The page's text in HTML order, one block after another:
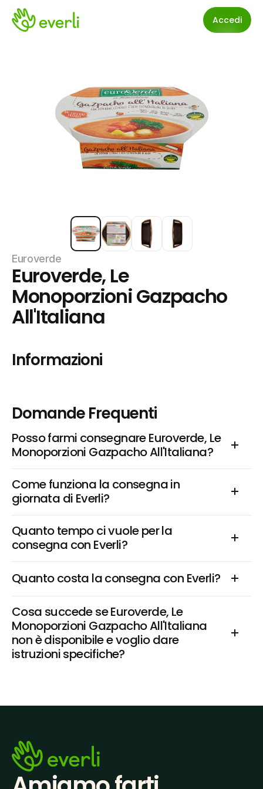
Accedi
Euroverde
Euroverde, Le
Monoporzioni Gazpacho
All'Italiana
Informazioni
Domande Frequenti
Posso farmi consegnare Euroverde, Le
Monoporzioni Gazpacho All'Italiana?
Come funziona la consegna in
giornata di Everli?
Quanto tempo ci vuole per la
consegna con Everli?
Quanto costa la consegna con Everli?
Cosa succede se Euroverde, Le
Monoporzioni Gazpacho All'Italiana
non è disponibile e voglio dare
istruzioni specifiche?